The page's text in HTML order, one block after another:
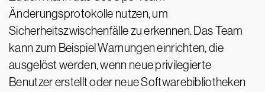
Änderungsprotokolle nutzen, um
Sicherheitszwischenfälle zu erkennen. Das Team
kann zum Beispiel Warnungen einrichten, die
ausgelöst werden, wenn neue privilegierte
Benutzer erstellt oder neue Softwarebibliotheken